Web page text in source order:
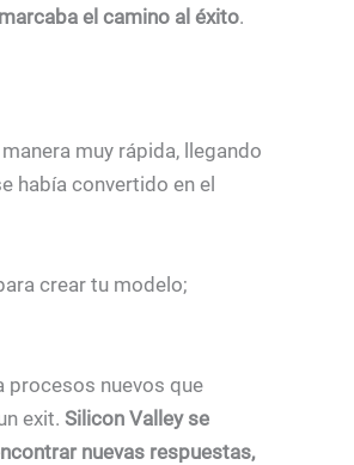
el camino al éxito.
muy rápida, llegando
había convertido en el
crear tu modelo;
procesos nuevos que
exit. Silicon Valley se
nuevas respuestas,